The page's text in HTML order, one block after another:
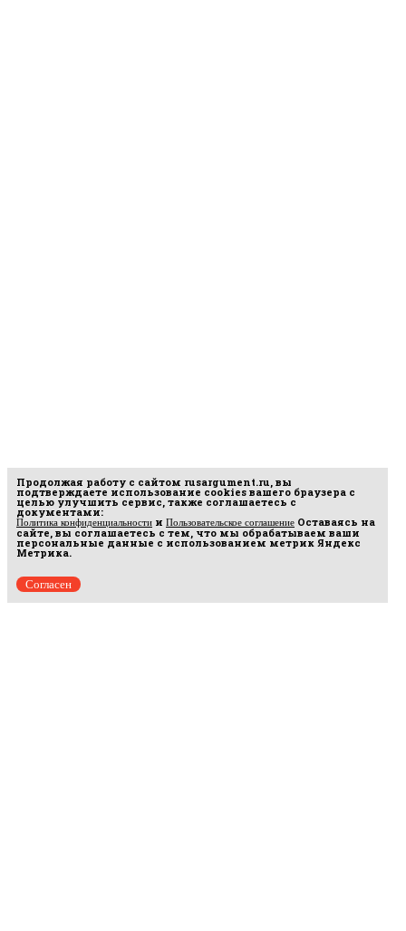
Продолжая работу с сайтом rusargument.ru, вы
подтверждаете использование cookies вашего браузера с
целью улучшить сервис, также соглашаетесь с
документами:
Политика конфиденциальности и Пользовательское соглашение Оставаясь на
сайте, вы соглашаетесь с тем, что мы обрабатываем ваши
персональные данные с использованием метрик Яндекс
Метрика.
Согласен